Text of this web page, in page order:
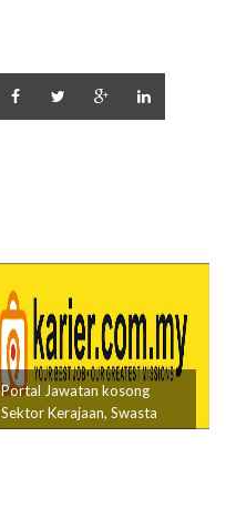
Portal Jawatan kosong
Sektor Kerajaan, Swasta
dan Latihan Industri